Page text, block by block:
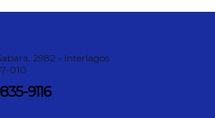
2982 - Interlagos
010
9116